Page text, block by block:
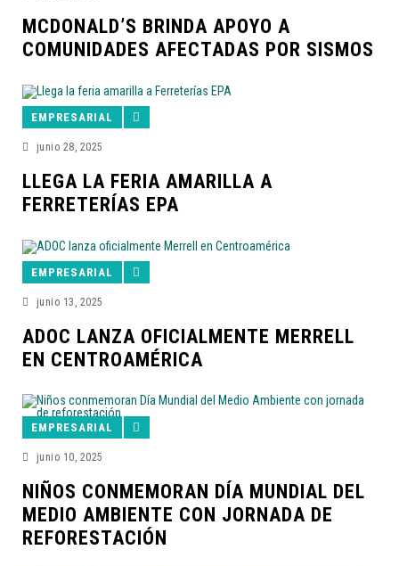
MCDONALD’S BRINDA APOYO A
COMUNIDADES AFECTADAS POR SISMOS
EMPRESARIAL
junio 28, 2025
LLEGA LA FERIA AMARILLA A
FERRETERÍAS EPA
EMPRESARIAL
junio 13, 2025
ADOC LANZA OFICIALMENTE MERRELL
EN CENTROAMÉRICA
EMPRESARIAL
junio 10, 2025
NIÑOS CONMEMORAN DÍA MUNDIAL DEL
MEDIO AMBIENTE CON JORNADA DE
REFORESTACIÓN